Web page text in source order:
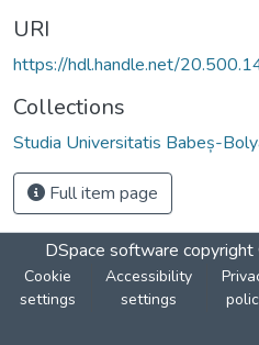
URI
https://hdl.handle.net/
Collections
Studia Universitatis Babeș-
Full item page
DSpace software
Cookie
settings
Accessibility
settings